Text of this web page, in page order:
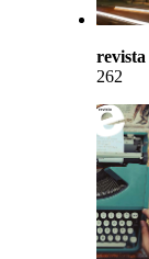
revista
262